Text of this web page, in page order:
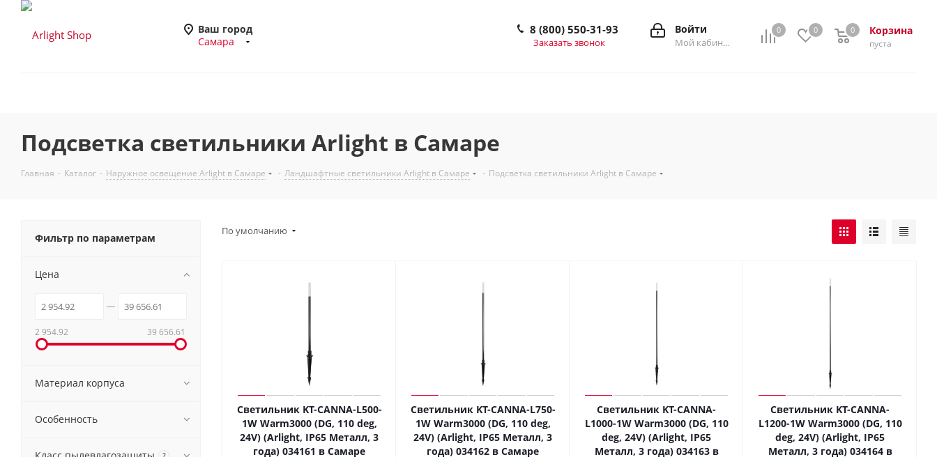
Ваш город
Самара
0 0 Корзина
0
пуста
0
Войти
Мой кабинет
8 (800) 550-31-93
Заказать звонок
Подсветка светильники Arlight в Самаре
Главная - Каталог - Наружное освещение Arlight в Самаре - Ландшафтные светильники Arlight в Самаре - Подсветка светильники Arlight в Самаре
По умолчанию
Светильник KT-CANNA-L500-
1W Warm3000 (DG, 110 deg,
24V) (Arlight, IP65 Металл, 3
года) 034161 в Самаре
Светильник KT-CANNA-L750-
1W Warm3000 (DG, 110 deg,
24V) (Arlight, IP65 Металл, 3
года) 034162 в Самаре
Светильник KT-CANNA-
L1000-1W Warm3000 (DG, 110
deg, 24V) (Arlight, IP65
Металл, 3 года) 034163 в
Светильник KT-CANNA-
L1200-1W Warm3000 (DG, 110
deg, 24V) (Arlight, IP65
Металл, 3 года) 034164 в
Фильтр по параметрам
Цена
2 954.92 39 656.61
Материал корпуса
Особенность